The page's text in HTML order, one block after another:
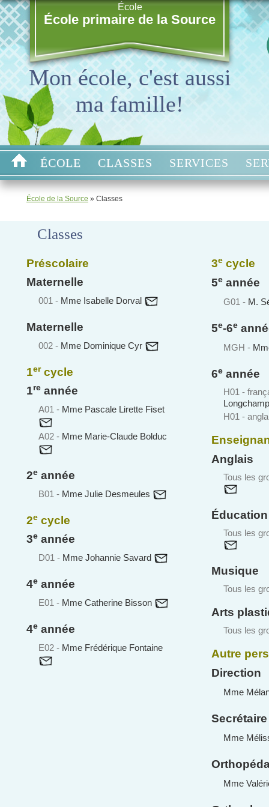
École
École primaire de la Source
Mon école, c'est aussi
ma famille!
ÉCOLE CLASSES SERVICES
École de la Source » Classes
Classes
Préscolaire
Maternelle
001 - Mme Isabelle Dorval
Maternelle
002 - Mme Dominique Cyr
1ercycle
1re année
A01 - Mme Pascale Lirette Fiset
A02 - Mme Marie-Claude Bolduc
2e année
B01 - Mme Julie Desmeules
2e cycle
3e année
D01 - Mme Johannie Savard
4e année
E01 - Mme Catherine Bisson
4e année
E02 - Mme Frédérique Fontaine
3e cycle
5e année
G01 - M.
5e-6e
MGH -
6e année
H01 -
H01 -
Anglais
Tous les
Tous les
Musique
Tous les
Arts
Tous les
Autre
Direction
Mme
Mme
Mme